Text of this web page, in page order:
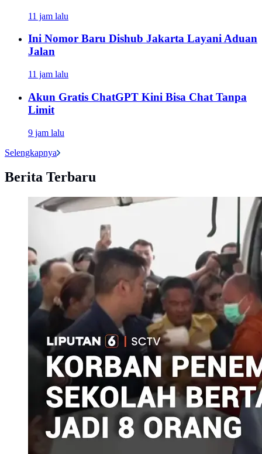
11 jam lalu
Ini Nomor Baru Dishub Jakarta Layani Aduan
Jalan
11 jam lalu
Akun Gratis ChatGPT Kini Bisa Chat Tanpa
Limit
9 jam lalu
Selengkapnya
Berita Terbaru